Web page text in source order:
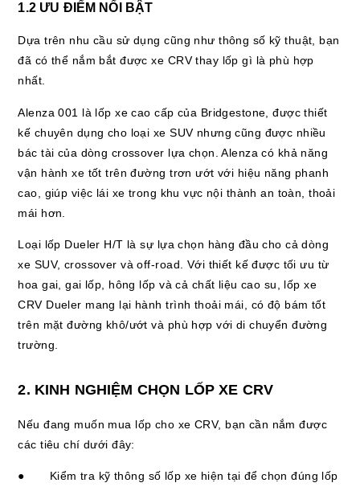
1.2 ƯU ĐIỂM NỔI BẬT
Dựa trên nhu cầu sử dụng cũng như thông số kỹ thuật, bạn
đã có thể nắm bắt được xe CRV thay lốp gì là phù hợp
nhất.
Alenza 001 là lốp xe cao cấp của Bridgestone, được thiết
kế chuyên dụng cho loại xe SUV nhưng cũng được nhiều
bác tài của dòng crossover lựa chọn. Alenza có khả năng
vận hành xe tốt trên đường trơn ướt với hiệu năng phanh
cao, giúp việc lái xe trong khu vực nội thành an toàn, thoải
mái hơn.
Loại lốp Dueler H/T là sự lựa chọn hàng đầu cho cả dòng
xe SUV, crossover và off-road. Với thiết kế được tối ưu từ
hoa gai, gai lốp, hông lốp và cả chất liệu cao su, lốp xe
CRV Dueler mang lại hành trình thoải mái, có độ bám tốt
trên mặt đường khô/ướt và phù hợp với di chuyển đường
trường.
2. KINH NGHIỆM CHỌN LỐP XE CRV
Nếu đang muốn mua lốp cho xe CRV, bạn cần nắm được
các tiêu chí dưới đây:
● Kiểm tra kỹ thông số lốp xe hiện tại để chọn đúng lốp